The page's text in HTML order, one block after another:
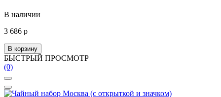
В наличии
3 686 р
В корзину
БЫСТРЫЙ ПРОСМОТР
(0)